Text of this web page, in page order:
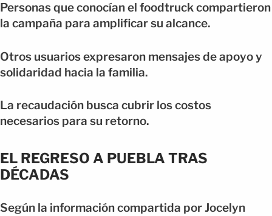
Personas que conocían el foodtruck compartieron
la campaña para amplificar su alcance.
Otros usuarios expresaron mensajes de apoyo y
solidaridad hacia la familia.
La recaudación busca cubrir los costos
necesarios para su retorno.
EL REGRESO A PUEBLA TRAS
DÉCADAS
Según la información compartida por Jocelyn